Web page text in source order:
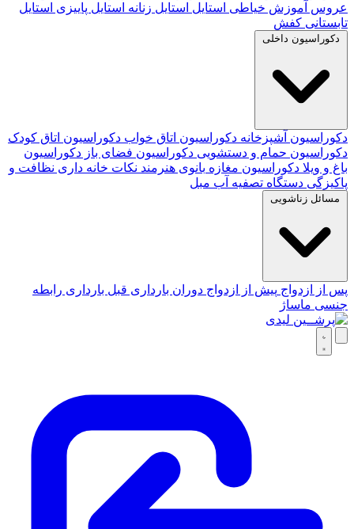
عروس آموزش خیاطی استایل استایل زنانه استایل پاییزی استایل
تابستانی کفش
دکوراسیون داخلی
دکوراسیون آشپزخانه دکوراسیون اتاق خواب دکوراسیون اتاق کودک
دکوراسیون حمام و دستشویی دکوراسیون فضای باز دکوراسیون
باغ و ویلا دکوراسیون مغازه بانوی هنرمند نکات خانه داری نظافت و
پاکیزگی دستگاه تصفیه آب مبل
مسائل زناشویی
پس از ازدواج پیش از ازدواج دوران بارداری قبل بارداری رابطه
جنسی ماساژ